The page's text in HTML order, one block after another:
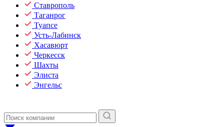
Ставрополь
Таганрог
Туапсе
Усть-Лабинск
Хасавюрт
Черкесск
Шахты
Элиста
Энгельс